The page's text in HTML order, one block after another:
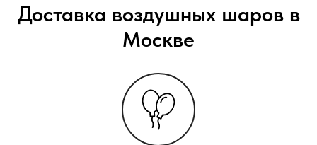
Доставка воздушных шаров в
Москве